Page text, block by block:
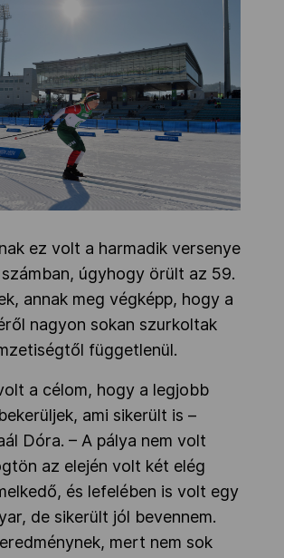
ez volt a harmadik versenye
úgyhogy örült az 59.
annak meg végképp, hogy a
nagyon sokan szurkoltak
függetlenül.
a célom, hogy a legjobb
ami sikerült is –
Dóra. – A pálya nem volt
az elején volt két elég
és lefelében is volt egy
de sikerült jól bevennem.
mert nem sok